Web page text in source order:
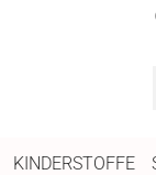
KINDERSTOFFE